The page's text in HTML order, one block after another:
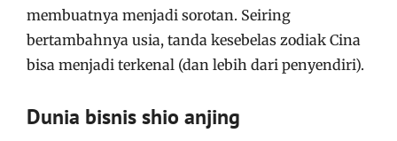
membuatnya menjadi sorotan. Seiring
bertambahnya usia, tanda kesebelas zodiak Cina
bisa menjadi terkenal (dan lebih dari penyendiri).
Dunia bisnis shio anjing